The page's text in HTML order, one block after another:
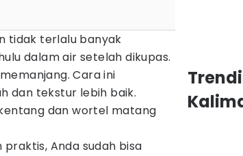
tidak terlalu banyak
dalam air setelah dikupas.
Cara ini
dan tekstur lebih baik.
dan wortel matang
Anda sudah bisa